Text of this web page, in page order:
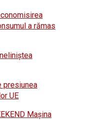
a rămas
presiunea
UE
Maşina